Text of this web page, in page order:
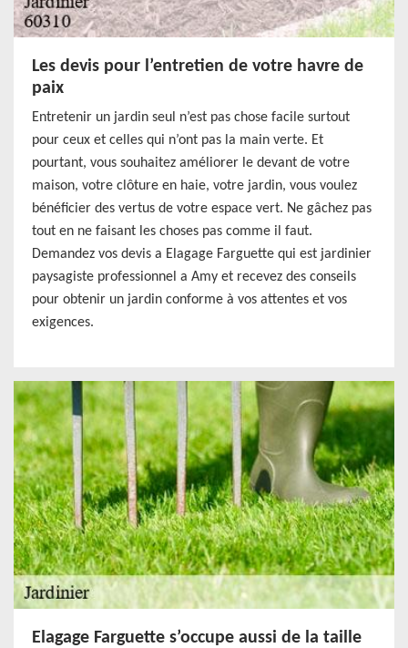
Les devis pour l’entretien de votre havre de
paix
Entretenir un jardin seul n’est pas chose facile surtout
pour ceux et celles qui n’ont pas la main verte. Et
pourtant, vous souhaitez améliorer le devant de votre
maison, votre clôture en haie, votre jardin, vous voulez
bénéficier des vertus de votre espace vert. Ne gâchez pas
tout en ne faisant les choses pas comme il faut.
Demandez vos devis a Elagage Farguette qui est jardinier
paysagiste professionnel a Amy et recevez des conseils
pour obtenir un jardin conforme à vos attentes et vos
exigences.
Elagage Farguette s’occupe aussi de la taille